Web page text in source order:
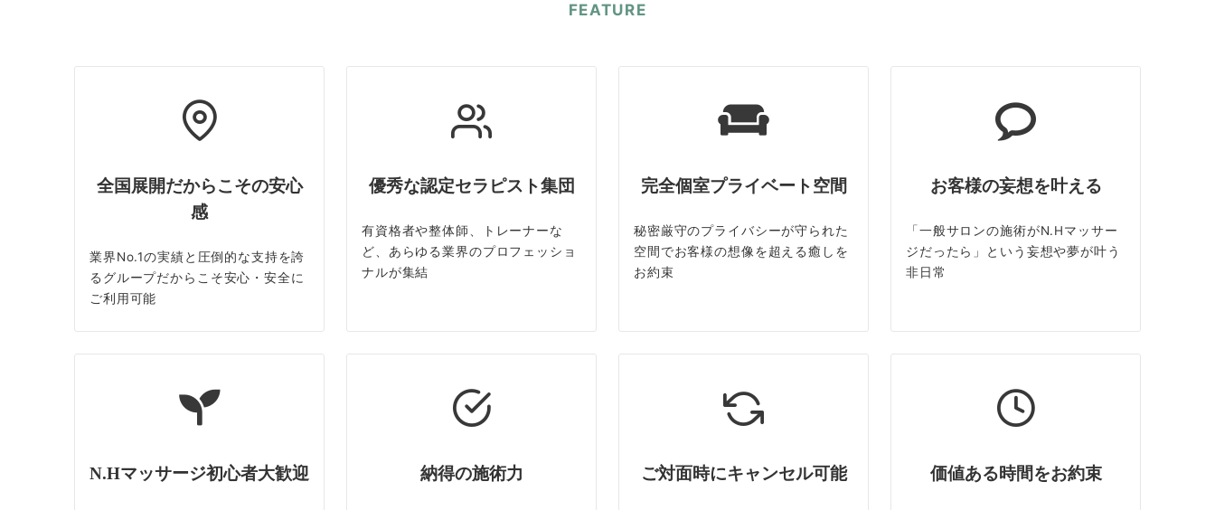
FEATURE
全国展開だからこその安心
感
業界No.1の実績と圧倒的な支持を誇
るグループだからこそ安心・安全に
ご利用可能
優秀な認定セラピスト集団
有資格者や整体師、トレーナーな
ど、あらゆる業界のプロフェッショ
ナルが集結
完全個室プライベート空間
秘密厳守のプライバシーが守られた
空間でお客様の想像を超える癒しを
お約束
お客様の妄想を叶える
「一般サロンの施術がN.Hマッサー
ジだったら」という妄想や夢が叶う
非日常
N.Hマッサージ初心者大歓迎 納得の施術力 ご対面時にキャンセル可能 価値ある時間をお約束